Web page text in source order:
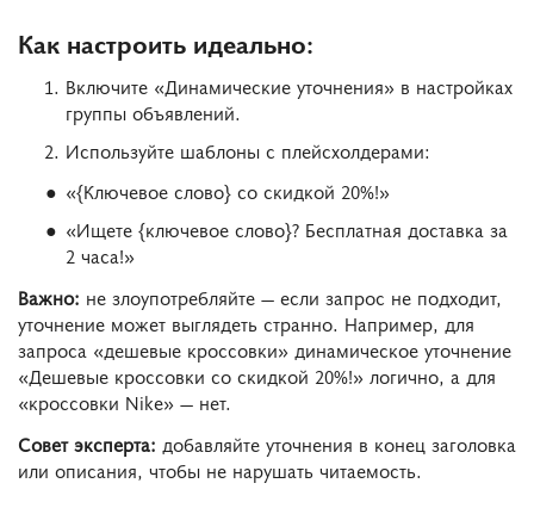
Как настроить идеально:
Включите «Динамические уточнения» в настройках
группы объявлений.
Используйте шаблоны с плейсхолдерами:
«{Ключевое слово} со скидкой 20%!»
«Ищете {ключевое слово}? Бесплатная доставка за
2 часа!»
Важно: не злоупотребляйте — если запрос не подходит,
уточнение может выглядеть странно. Например, для
запроса «дешевые кроссовки» динамическое уточнение
«Дешевые кроссовки со скидкой 20%!» логично, а для
«кроссовки Nike» — нет.
Совет эксперта: добавляйте уточнения в конец заголовка
или описания, чтобы не нарушать читаемость.